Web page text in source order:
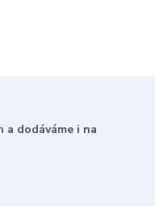
a dodáváme i na